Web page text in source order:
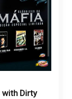
with Dirty